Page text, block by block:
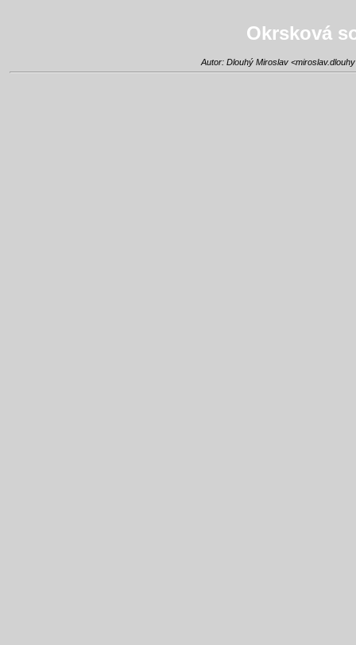
Okrsková
Autor: Dlouhý Miroslav <